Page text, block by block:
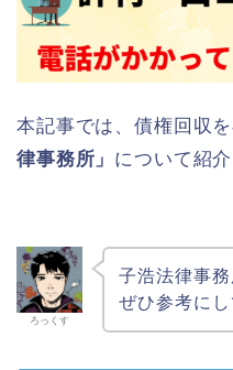
本記事では、債権回収
律事務所」 について紹介
ろっくす
子浩法律事務
ぜひ参考にし